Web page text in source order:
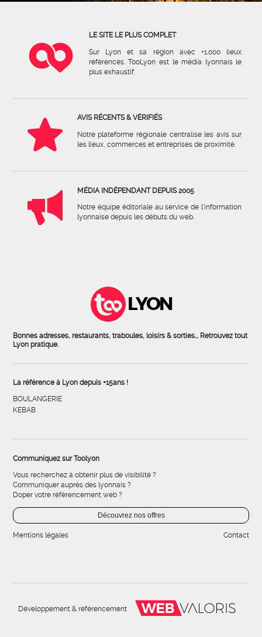
LE SITE LE PLUS COMPLET
Sur Lyon et sa région avec +1.000 lieux
référencés. TooLyon est le média lyonnais le
plus exhaustif.
AVIS RÉCENTS & VÉRIFIÉS
Notre plateforme régionale centralise les avis sur
les lieux, commerces et entreprises de proximité.
MÉDIA INDÉPENDANT DEPUIS 2005
Notre équipe éditoriale au service de l'information
lyonnaise depuis les débuts du web.
LYON
Bonnes adresses, restaurants, traboules, loisirs & sorties... Retrouvez tout
Lyon pratique.
La référence à Lyon depuis +15ans !
BOULANGERIE
KEBAB
Communiquez sur Toolyon
Vous recherchez à obtenir plus de visibilité ?
Communiquer auprès des lyonnais ?
Doper votre référencement web ?
Découvrez nos offres
Mentions légales Contact
Développement & référencement